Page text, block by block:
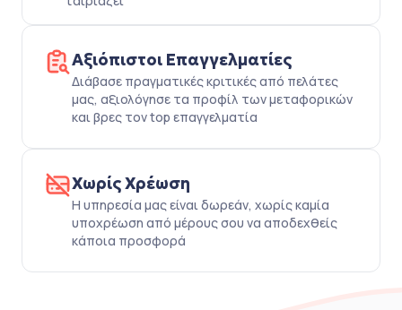
Αξιόπιστοι Επαγγελματίες
Διάβασε πραγματικές κριτικές από πελάτες
μας, αξιολόγησε τα προφίλ των μεταφορικών
και βρες τον top επαγγελματία
Χωρίς Χρέωση
Η υπηρεσία μας είναι δωρεάν, χωρίς καμία
υποχρέωση από μέρους σου να αποδεχθείς
κάποια προσφορά